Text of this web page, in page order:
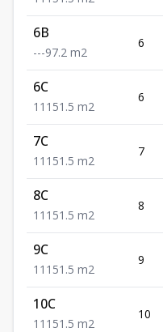
6B
---97.2 m2
6
6C
1 1 1 51.5 m2
6
7C
1 1 1 51.5 m2
7
8C
1 1 1 51.5 m2
8
9C
1 1 1 51.5 m2
9
10C
1 1 1 51.5 m2
10